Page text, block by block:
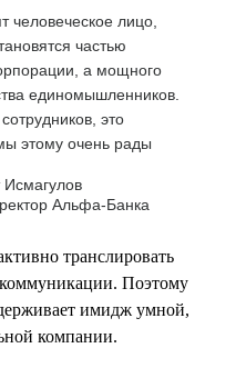
человеческое лицо,
частью
а мощного
единомышленников.
это
этому очень рады
Альфа-Банка
транслировать
коммуникации. Поэтому
имидж умной,
компании.